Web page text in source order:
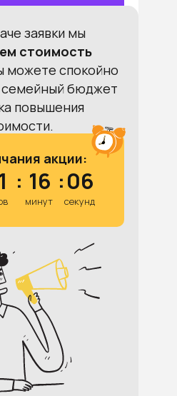
заявки мы
стоимость
можете спокойно
семейный бюджет
повышения
акции:
минут секунд
16 06
: :